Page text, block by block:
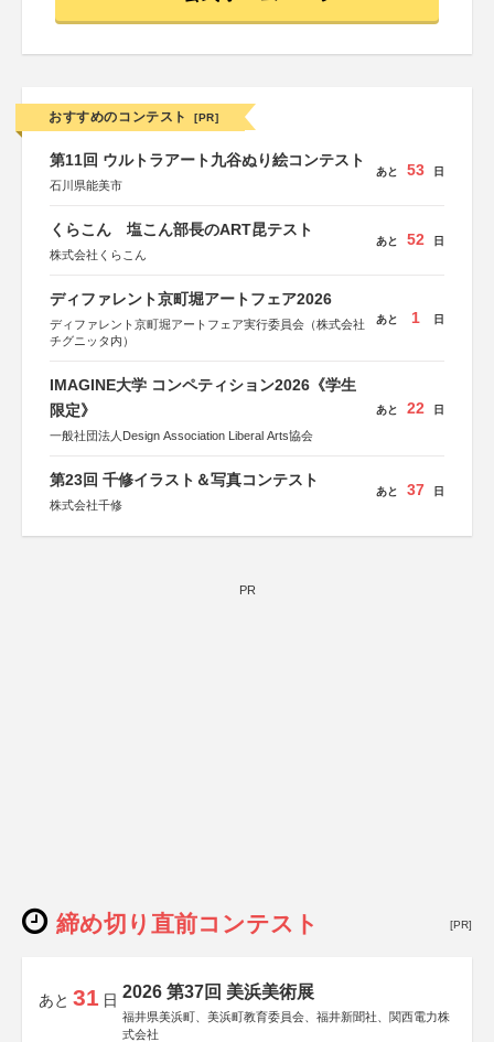
おすすめのコンテスト [PR]
第11回 ウルトラアート九谷ぬり絵コンテスト
石川県能美市
あと 53 日
くらこん 塩こん部長のART昆テスト
株式会社くらこん
あと 52 日
ディファレント京町堀アートフェア2026
ディファレント京町堀アートフェア実行委員会（株式会社
チグニッタ内）
あと 1 日
IMAGINE大学 コンペティション2026《学生
限定》
一般社団法人Design Association Liberal Arts協会
あと 22 日
第23回 千修イラスト＆写真コンテスト
株式会社千修
あと 37 日
PR
締め切り直前コンテスト [PR]
あと 31 日 2026 第37回 美浜美術展
福井県美浜町、美浜町教育委員会、福井新聞社、関西電力株
式会社